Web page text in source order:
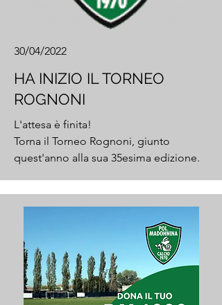
30/04/2022
HA INIZIO IL TORNEO
ROGNONI
L'attesa è finita!
Torna il Torneo Rognoni, giunto
quest'anno alla sua 35esima edizione.